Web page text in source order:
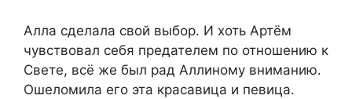
Алла сделала свой выбор. И хоть Артём
чувствовал себя предателем по отношению к
Свете, всё же был рад Аллиному вниманию.
Ошеломила его эта красавица и певица.